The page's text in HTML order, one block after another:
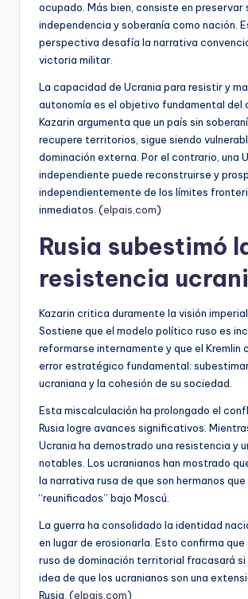
ocupado. Más bien, consiste en preservar
independencia y soberanía como nación.
perspectiva desafía la narrativa
victoria militar.
La capacidad de Ucrania para resistir y
autonomía es el objetivo fundamental del
Kazarin argumenta que un país sin
recupere territorios, sigue siendo
dominación externa. Por el contrario, una
independiente puede reconstruirse y
independientemente de los límites
inmediatos. (elpais.com)
Rusia subestimó
resistencia
Kazarin critica duramente la visión
Sostiene que el modelo político ruso es
reformarse internamente y que el Kremlin
error estratégico fundamental:
ucraniana y la cohesión de su sociedad.
Esta miscalculación ha prolongado el
Rusia logre avances significativos.
Ucrania ha demostrado una resistencia y
notables. Los ucranianos han mostrado
la narrativa rusa de que son hermanos
“reunificados” bajo Moscú.
La guerra ha consolidado la identidad
en lugar de erosionarla. Esto confirma
ruso de dominación territorial fracasará si
idea de que los ucranianos son una
Rusia. (elpais.com)